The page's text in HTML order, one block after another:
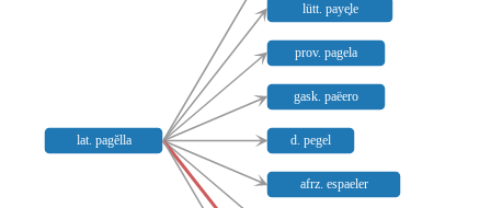
lat. pagĕlla
lütt. paye̥le
prov. pagela
gask. paëero
d. pegel
afrz. espaeler